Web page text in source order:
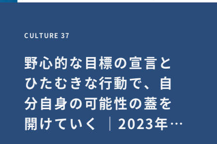
CULTURE 37
野心的な目標の宣言と
ひたむきな行動で、自
分自身の可能性の蓋を
開けていく ｜2023年度